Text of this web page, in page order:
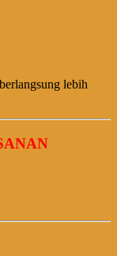
lebih